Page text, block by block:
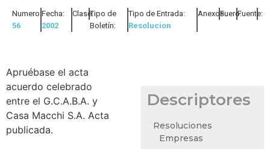
Numero:
56
Fecha:
2002
Clase:Tipo de
Boletín:
Tipo de Entrada:
Resolucion
Anexos:Fuero:Fuente:
Apruébase el acta
acuerdo celebrado
entre el G.C.A.B.A. y
Casa Macchi S.A. Acta
publicada.
Descriptores
Resoluciones
Empresas